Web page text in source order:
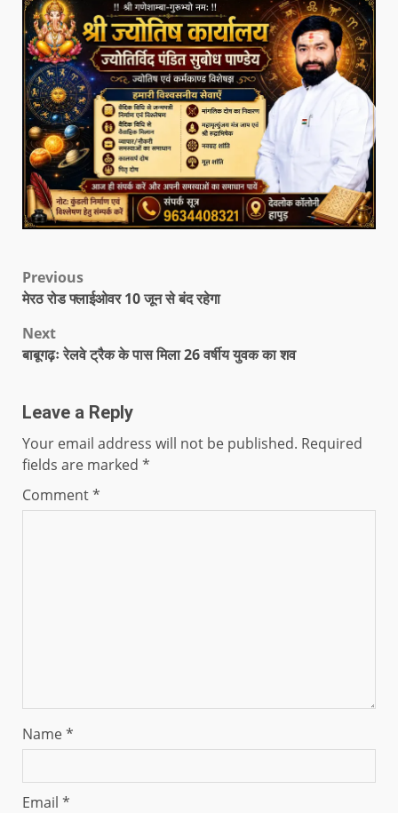
Previous
मेरठ रोड फ्लाईओवर 10 जून से बंद रहेगा
Next
बाबूगढ़ः रेलवे ट्रैक के पास मिला 26 वर्षीय युवक का शव
Leave a Reply
Your email address will not be published. Required
fields are marked *
Comment*
Name*
Email *